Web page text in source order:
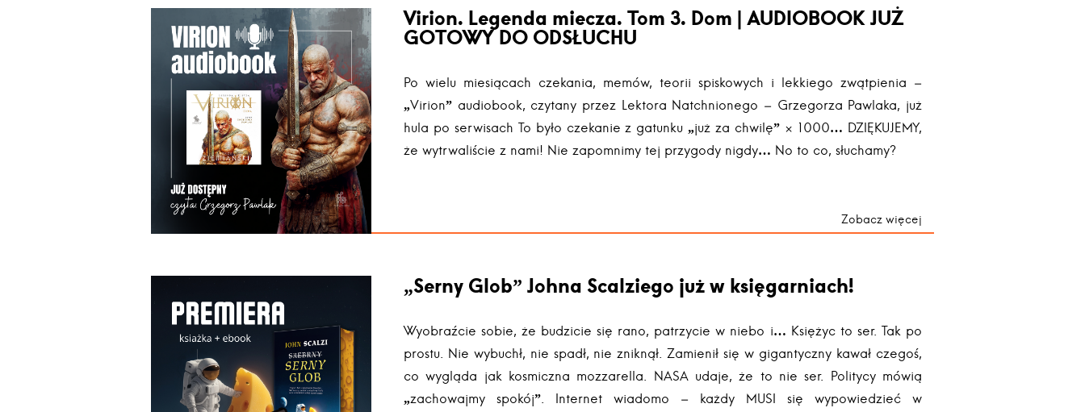
Virion. Legenda miecza. Tom 3. Dom | AUDIOBOOK JUŻ
GOTOWY DO ODSŁUCHU
Po wielu miesiącach czekania, memów, teorii spiskowych i lekkiego zwątpienia –
„Virion” audiobook, czytany przez Lektora Natchnionego – Grzegorza Pawlaka, już
hula po serwisach To było czekanie z gatunku „już za chwilę” × 1000… DZIĘKUJEMY,
że wytrwaliście z nami! Nie zapomnimy tej przygody nigdy… No to co, słuchamy?
Zobacz więcej
„Serny Glob” Johna Scalziego już w księgarniach!
Wyobraźcie sobie, że budzicie się rano, patrzycie w niebo i… Księżyc to ser. Tak po
prostu. Nie wybuchł, nie spadł, nie zniknął. Zamienił się w gigantyczny kawał czegoś,
co wygląda jak kosmiczna mozzarella. NASA udaje, że to nie ser. Politycy mówią
„zachowajmy spokój”. Internet wiadomo – każdy MUSI się wypowiedzieć w